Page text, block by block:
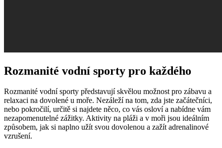
Rozmanité vodní sporty ‌pro každého
Rozmanité vodní sporty představují skvělou možnost ⁣pro zábavu a
relaxaci na dovolené u moře. Nezáleží ‌na tom, zda jste začátečníci,
nebo pokročilí, ​určitě si najdete něco, ‍co vás osloví ‌a nabídne​ vám
nezapomenutelné zážitky. Aktivity ⁣na pláži a v moři ‍jsou ‌ideálním
způsobem, jak si naplno užít ⁣svou dovolenou ​a zažít adrenalinové
vzrušení.